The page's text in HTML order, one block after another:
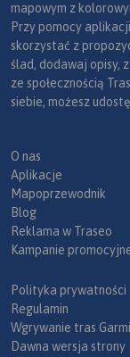
mapowym z
Przy pomocy
skorzystać z
ślad, dodawaj opisy,
ze społecznością
siebie, możesz
O nas
Aplikacje
Mapoprzewodnik
Blog
Reklama w Traseo
Kampanie
Polityka prywatności
Regulamin
Wgrywanie tras
Dawna wersja strony